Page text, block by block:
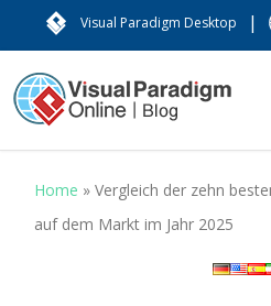
Visual Paradigm Desktop |
Home »Vergleich der zehn
auf dem Markt im Jahr 2025